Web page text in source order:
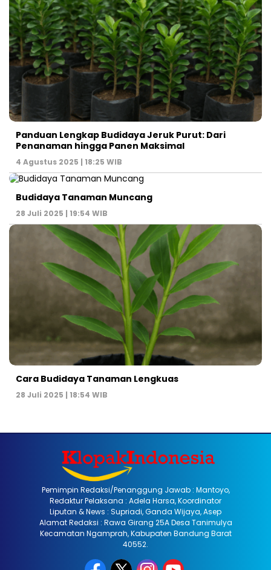
Panduan Lengkap Budidaya Jeruk Purut: Dari
Penanaman hingga Panen Maksimal
4 Agustus 2025 | 18:25 WIB
Budidaya Tanaman Muncang
28 Juli 2025 | 19:54 WIB
Cara Budidaya Tanaman Lengkuas
28 Juli 2025 | 18:54 WIB
Pemimpin Redaksi/Penanggung Jawab : Mantoyo,
Redaktur Pelaksana : Adela Harsa, Koordinator
Liputan & News : Supriadi, Ganda Wijaya, Asep
Alamat Redaksi : Rawa Girang 25A Desa Tanimulya
Kecamatan Ngamprah, Kabupaten Bandung Barat
40552.